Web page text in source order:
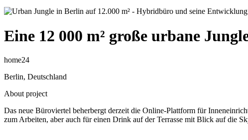
Eine 12 000 m² große urbane
home24
Berlin, Deutschland
About project
Das neue Büroviertel beherbergt derzeit die Online-Plattform für
zum Arbeiten, aber auch für einen Drink auf der Terrasse mit Blick auf die